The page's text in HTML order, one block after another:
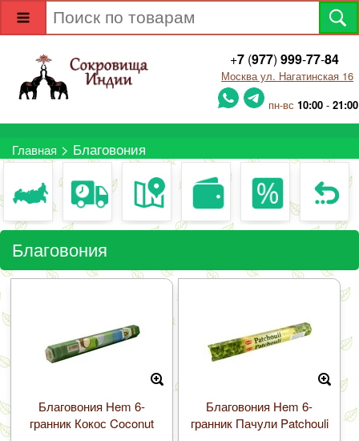
+7(977) 999-77-84
Москва ул. Нагатинская 16
пн-вс 10:00 -21:00
Главная > Благовония
Благовония
Благовония Hem 6-
гранник Кокос Coconut
Благовония Hem 6-
гранник Пачули Patchouli